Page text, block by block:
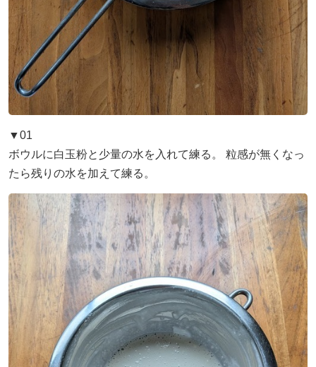
▼01
ボウルに白玉粉と少量の水を入れて練る。 粒感が無くなっ
たら残りの水を加えて練る。